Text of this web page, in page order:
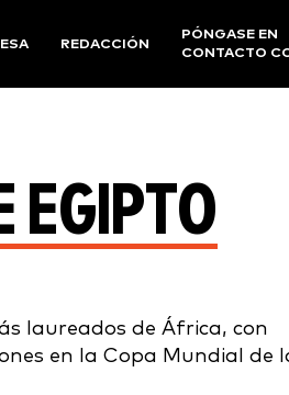
REDACCIÓN
PÓNGASE EN
CONTACTO
EGIPTO
laureados de África, con
en la Copa Mundial de